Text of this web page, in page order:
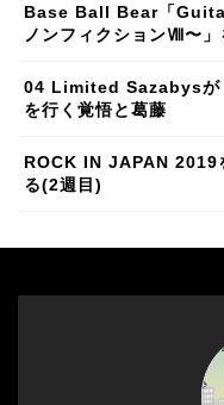
Base Ball Bear「
ノンフィクションⅧ〜」
04 Limited Sazabysが
を行く覚悟と葛藤
ROCK IN JAPAN 2019
る(2週目)